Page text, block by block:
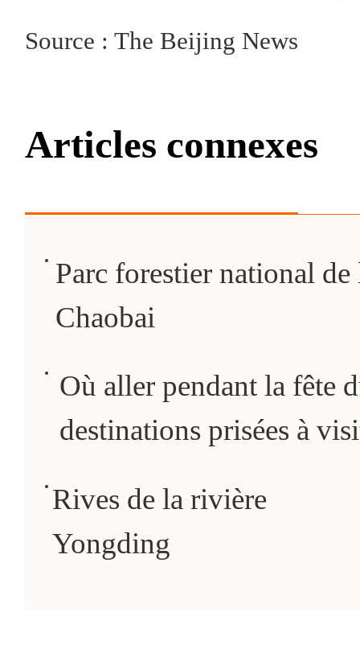
Source : The Beijing News
Articles connexes
Parc forestier national
Chaobai
Où aller pendant la fête
destinations prisées à
Rives de la rivière
Yongding